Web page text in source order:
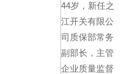
44岁，新任之
江开关有限公
司质保部常务
副部长，主管
企业质量监督